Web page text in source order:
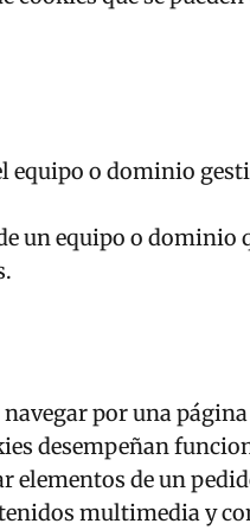
equipo o dominio
un equipo o dominio
por una
desempeñan
elementos de un
multimedia y